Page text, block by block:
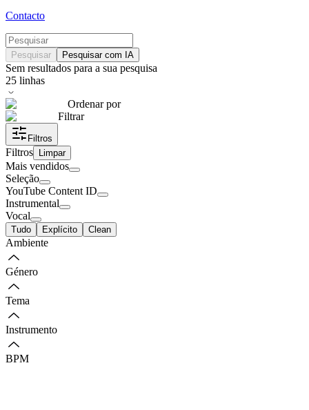
Contacto
Pesquisar Pesquisar com IA
Sem resultados para a sua pesquisa
25 linhas
Ordenar por
Filtrar
Filtros
Filtros Limpar
Mais vendidos
Seleção
YouTube Content ID
Instrumental
Vocal
Tudo Explícito Clean
Ambiente
Género
Tema
Instrumento
BPM